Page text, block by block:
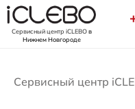
Сервисный центр iCLEBOв
Нижнем Новгороде
Сервисный центр